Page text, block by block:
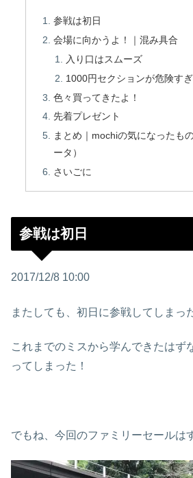
参戦は初日
会場に向かうよ！｜混み具合
入り口はスムーズ
1000円セクションが危険すぎ
色々買ってきたよ！
先着プレゼント
まとめ｜mochiの気になったも
ータ）
さいごに
参戦は初日
2017/12/8 10:00
またしても、初日に参戦してしまっ
これまでのミスから学んできたは
ってしまった！
でもね、今回のファミリーセールは